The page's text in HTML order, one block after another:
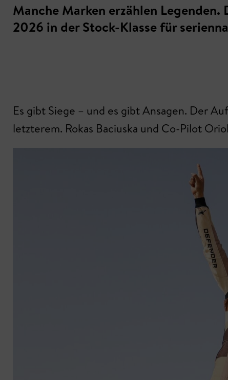
Manche Marken erzählen
2026 in der Stock-Klasse für
Es gibt Siege – und es gibt Ansagen. Der
letzterem. Rokas Baciuska und Co-Pilot